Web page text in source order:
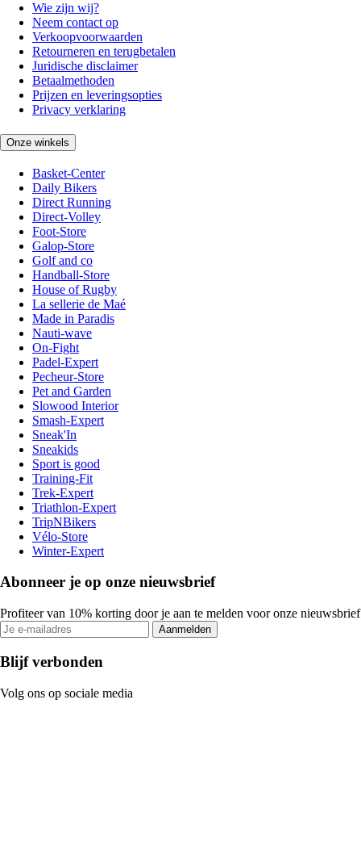
Wie zijn wij?
Neem contact op
Verkoopvoorwaarden
Retourneren en terugbetalen
Juridische disclaimer
Betaalmethoden
Prijzen en leveringsopties
Privacy verklaring
Onze winkels
Basket-Center
Daily Bikers
Direct Running
Direct-Volley
Foot-Store
Galop-Store
Golf and co
Handball-Store
House of Rugby
La sellerie de Maé
Made in Paradis
Nauti-wave
On-Fight
Padel-Expert
Pecheur-Store
Pet and Garden
Slowood Interior
Smash-Expert
Sneak'In
Sneakids
Sport is good
Training-Fit
Trek-Expert
Triathlon-Expert
TripNBikers
Vélo-Store
Winter-Expert
Abonneer je op onze nieuwsbrief
Profiteer van 10% korting door je aan te melden voor onze nieuwsbrief
Aanmelden
Blijf verbonden
Volg ons op sociale media